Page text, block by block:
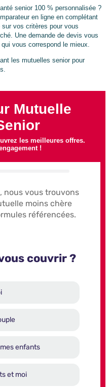
senior 100 % personnalisée ?
en ligne en complétant
sur vos critères pour vous
Une demande de devis vous
vous correspond le mieux.
les mutuelles senior pour
Mutuelle
les meilleures offres.
!